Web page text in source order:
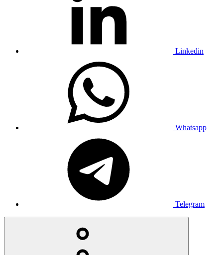
Linkedin
Whatsapp
Telegram